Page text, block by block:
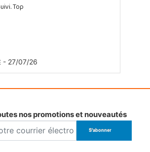
Top
- 27/07/26
nos promotions et nouveautés